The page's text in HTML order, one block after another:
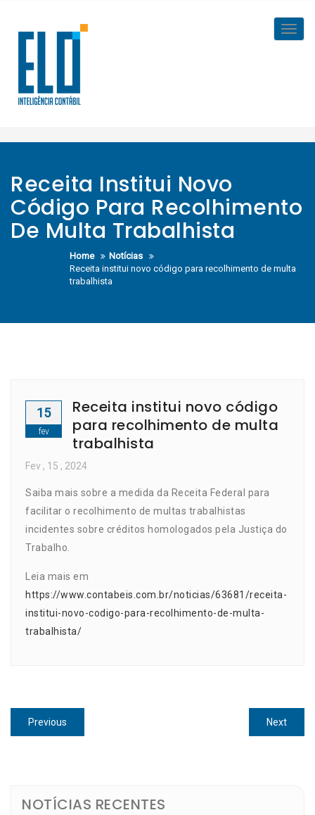
content
Receita Institui Novo
Código Para Recolhimento
De Multa Trabalhista
Home
Notícias
Receita institui novo código para recolhimento de multa
trabalhista
15
fev
Receita institui novo código
para recolhimento de multa
trabalhista
Fev , 15 , 2024
Saiba mais sobre a medida da Receita Federal para
facilitar o recolhimento de multas trabalhistas
incidentes sobre créditos homologados pela Justiça do
Trabalho.
Leia mais em
https://www.contabeis.com.br/noticias/63681/receita-
institui-novo-codigo-para-recolhimento-de-multa-
trabalhista/
Navegação
de
Previous
post:
NextNext
post:
NOTÍCIAS RECENTES